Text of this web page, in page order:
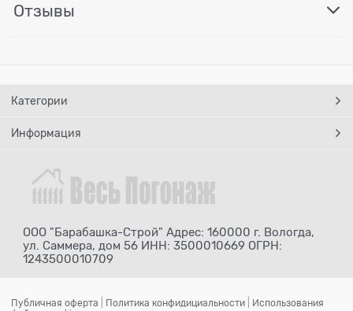
Отзывы
Категории
Информация
ООО "Барабашка-Строй" Адрес: 160000 г. Вологда,
ул. Саммера, дом 56 ИНН: 3500010669 ОГРН:
1243500010709
Публичная оферта Политика конфидициальности
Использования